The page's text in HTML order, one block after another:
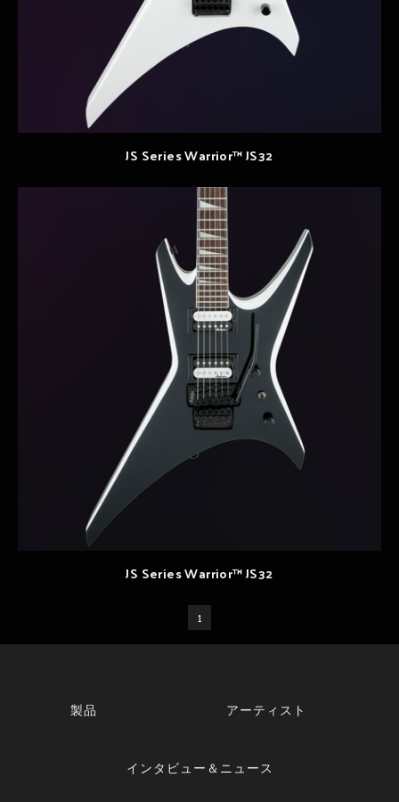
JS Series Warrior™ JS32
JS Series Warrior™ JS32
1
製品 アーティスト
インタビュー＆ニュース